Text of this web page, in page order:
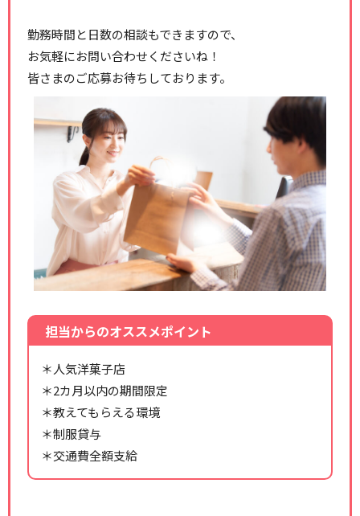
勤務時間と日数の相談もできますので、
お気軽にお問い合わせくださいね！
皆さまのご応募お待ちしております。
担当からのオススメポイント
＊人気洋菓子店
＊2カ月以内の期間限定
＊教えてもらえる環境
＊制服貸与
＊交通費全額支給